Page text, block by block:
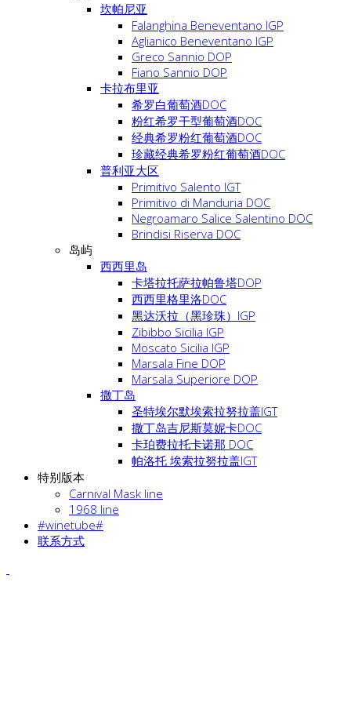
坎帕尼亚
Falanghina Beneventano IGP
Aglianico Beneventano IGP
Greco Sannio DOP
Fiano Sannio DOP
卡拉布里亚
希罗白葡萄酒DOC
粉红希罗干型葡萄酒DOC
经典希罗粉红葡萄酒DOC
珍藏经典希罗粉红葡萄酒DOC
普利亚大区
Primitivo Salento IGT
Primitivo di Manduria DOC
Negroamaro Salice Salentino DOC
Brindisi Riserva DOC
岛屿
西西里岛
卡塔拉托萨拉帕鲁塔DOP
西西里格里洛DOC
黑达沃拉（黑珍珠）IGP
Zibibbo Sicilia IGP
Moscato Sicilia IGP
Marsala Fine DOP
Marsala Superiore DOP
撒丁岛
圣特埃尔默埃索拉努拉盖IGT
撒丁岛吉尼斯莫妮卡DOC
卡珀费拉托卡诺那 DOC
帕洛托 埃索拉努拉盖IGT
特别版本
Carnival Mask line
1968 line
#winetube#
联系方式